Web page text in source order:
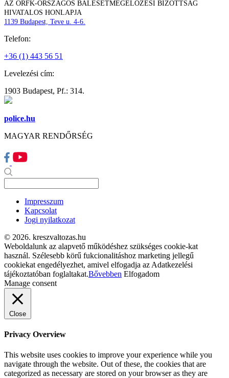
AZ ORFK-ORSZÁGOS BALESETMEGELŐZÉSI BIZOTTSÁG
HIVATALOS HONLAPJA
1139 Budapest, Teve u. 4-6.
Telefon:
+36 (1) 443 56 51
Levelezési cím:
1903 Budapest, Pf.: 314.
police.hu
MAGYAR RENDŐRSÉG
Impresszum
Kapcsolat
Jogi nyilatkozat
© 2026. kreszvaltozas.hu
Weboldalunk az alapvető működéshez szükséges cookie-kat
használ. Szélesebb körű fukcionalitáshoz marketing jellegű
cookiekat engedélyezhet, amivel elfogadja az Adatkezelési
tájékoztatóban foglaltakat.Bővebben Elfogadom
Manage consent
Close
Privacy Overview
This website uses cookies to improve your experience while you
navigate through the website. Out of these, the cookies that are
categorized as necessary are stored on your browser as they are